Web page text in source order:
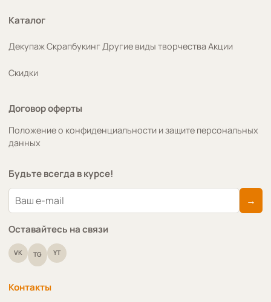
Каталог
ДекупажСкрапбукингДругие виды творчества Акции
Скидки
Договор оферты
Положение о конфиденциальности и защите персональных
данных
Будьте всегда в курсе!
→
Оставайтесь на связи
VK TG YT
Контакты